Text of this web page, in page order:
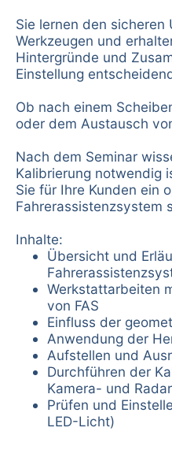
Sie lernen den
Werkzeugen und
Hintergründe und
Einstellung
Ob nach einem
oder dem Austausch
Nach dem Seminar
Kalibrierung notwendig
Sie für Ihre Kunden ein
Fahrerassistenzsystem
Inhalte:
Übersicht und
Werkstattarbeiten
von FAS
Einfluss der
Anwendung der
Aufstellen und
Durchführen der
Kamera- und
Prüfen und
LED-Licht)